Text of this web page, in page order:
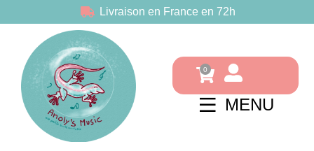
Livraison en France en 72h
MENU